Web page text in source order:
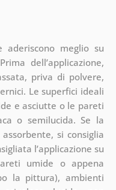
meglio su
dell’applicazione,
priva di polvere,
Le superfici ideali
e asciutte o le pareti
o semilucida. Se la
si consiglia
l’applicazione su
umide o appena
la pittura), ambienti